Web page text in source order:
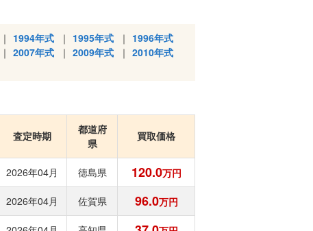
1994年式 1995年式
1996年式
2007年式 2009年式
2010年式
査定時期
都道府
県
買取価格
2026年04月 徳島県 120.0万円
2026年04月 佐賀県 96.0万円